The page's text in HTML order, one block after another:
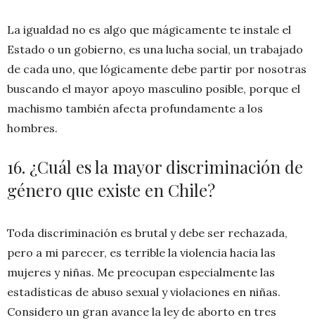
La igualdad no es algo que mágicamente te instale el
Estado o un gobierno, es una lucha social, un trabajado
de cada uno, que lógicamente debe partir por nosotras
buscando el mayor apoyo masculino posible, porque el
machismo también afecta profundamente a los
hombres.
16. ¿Cuál es la mayor discriminación de
género que existe en Chile?
Toda discriminación es brutal y debe ser rechazada,
pero a mi parecer, es terrible la violencia hacia las
mujeres y niñas. Me preocupan especialmente las
estadísticas de abuso sexual y violaciones en niñas.
Considero un gran avance la ley de aborto en tres